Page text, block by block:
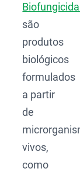
são
produtos
biológicos
formulados
a partir
de
vivos,
como